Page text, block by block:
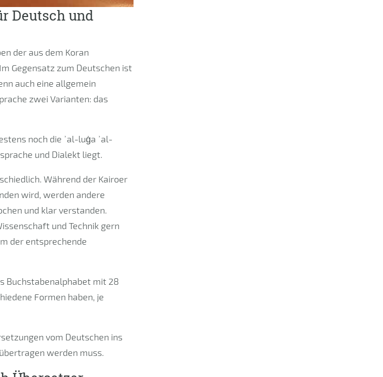
Deutsch und
der aus dem Koran
Gegensatz zum Deutschen ist
auch eine allgemein
zwei Varianten: das
noch die ʾal-luġa ʾal-
und Dialekt liegt.
Während der Kairoer
wird, werden andere
und klar verstanden.
und Technik gern
der entsprechende
Buchstabenalphabet mit 28
Formen haben, je
vom Deutschen ins
werden muss.